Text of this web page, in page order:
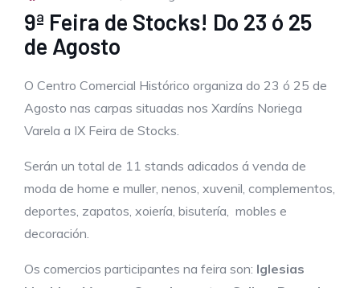
9ª Feira de Stocks! Do 23 ó 25
de Agosto
O Centro Comercial Histórico organiza do 23 ó 25 de
Agosto nas carpas situadas nos Xardíns Noriega
Varela a IX Feira de Stocks.
Serán un total de 11 stands adicados á venda de
moda de home e muller, nenos, xuvenil, complementos,
deportes, zapatos, xoiería, bisutería, mobles e
decoración.
Os comercios participantes na feira son: Iglesias